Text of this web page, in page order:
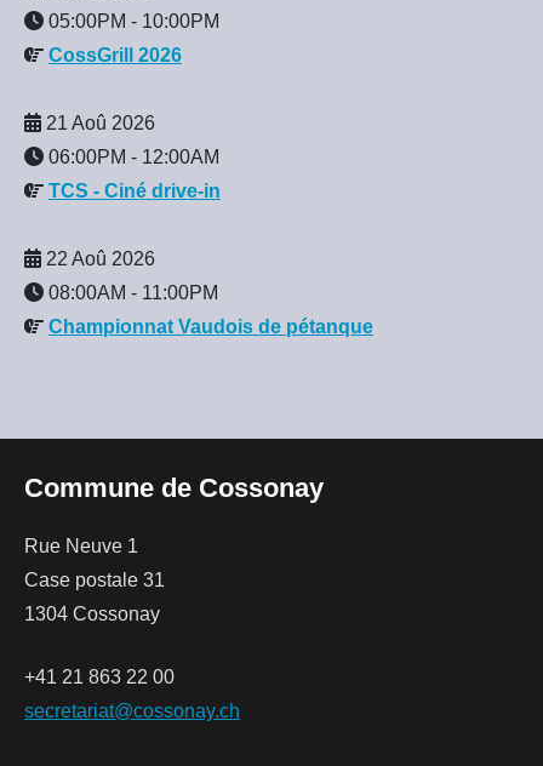
05:00PM - 10:00PM
CossGrill 2026
21 Aoû 2026
06:00PM - 12:00AM
TCS - Ciné drive-in
22 Aoû 2026
08:00AM - 11:00PM
Championnat Vaudois de pétanque
Commune de Cossonay
Rue Neuve 1
Case postale 31
1304 Cossonay
+41 21 863 22 00
secretariat@cossonay.ch